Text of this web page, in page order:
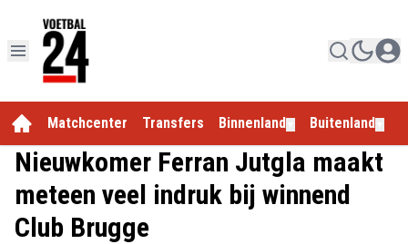
Matchcenter Transfers Binnenland Buitenland
Nieuwkomer Ferran Jutgla maakt
meteen veel indruk bij winnend
Club Brugge